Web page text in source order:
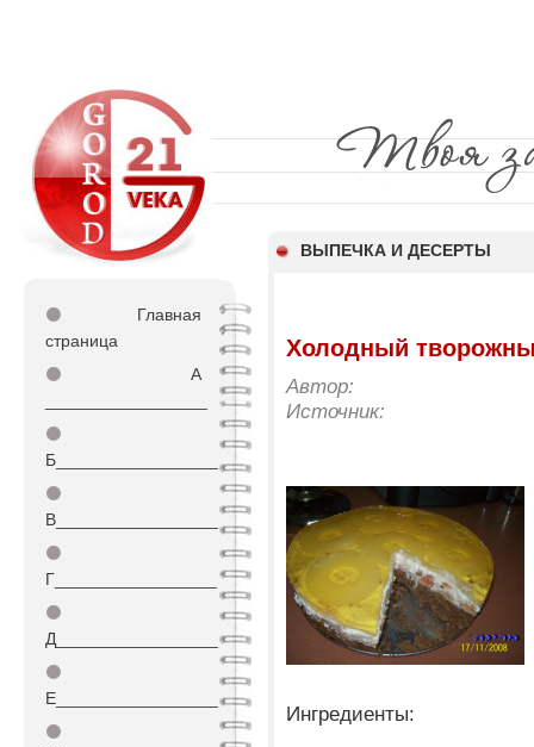
ВЫПЕЧКА И ДЕСЕРТЫ
⚫
Главная
страница
⚫
А
⚫
Б_________________
⚫
В_________________
⚫
Г_________________
⚫
Д_________________
⚫
Е_________________
⚫
Холодный
Автор:
Источник:
Ингредиенты: